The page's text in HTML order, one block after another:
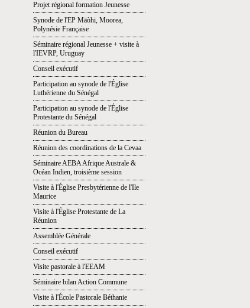
Projet régional formation Jeunesse
Synode de l'EP Māòhi, Moorea,
Polynésie Française
Séminaire régional Jeunesse + visite à
l'IEVRP, Uruguay
Conseil exécutif
Participation au synode de l'Église
Luthérienne du Sénégal
Participation au synode de l'Église
Protestante du Sénégal
Réunion du Bureau
Réunion des coordinations de la Cevaa
Séminaire AEBA Afrique Australe &
Océan Indien, troisième session
Visite à l'Église Presbytérienne de l'Ile
Maurice
Visite à l'Église Protestante de La
Réunion
Assemblée Générale
Conseil exécutif
Visite pastorale à l'EEAM
Séminaire bilan Action Commune
Visite à l'École Pastorale Béthanie